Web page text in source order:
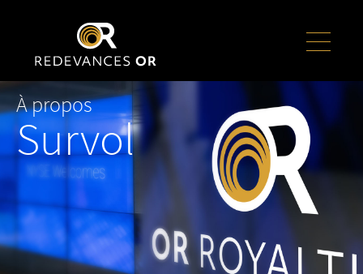
À propos
Survol